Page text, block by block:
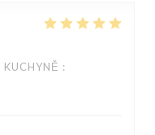
KUCHYNĚ :